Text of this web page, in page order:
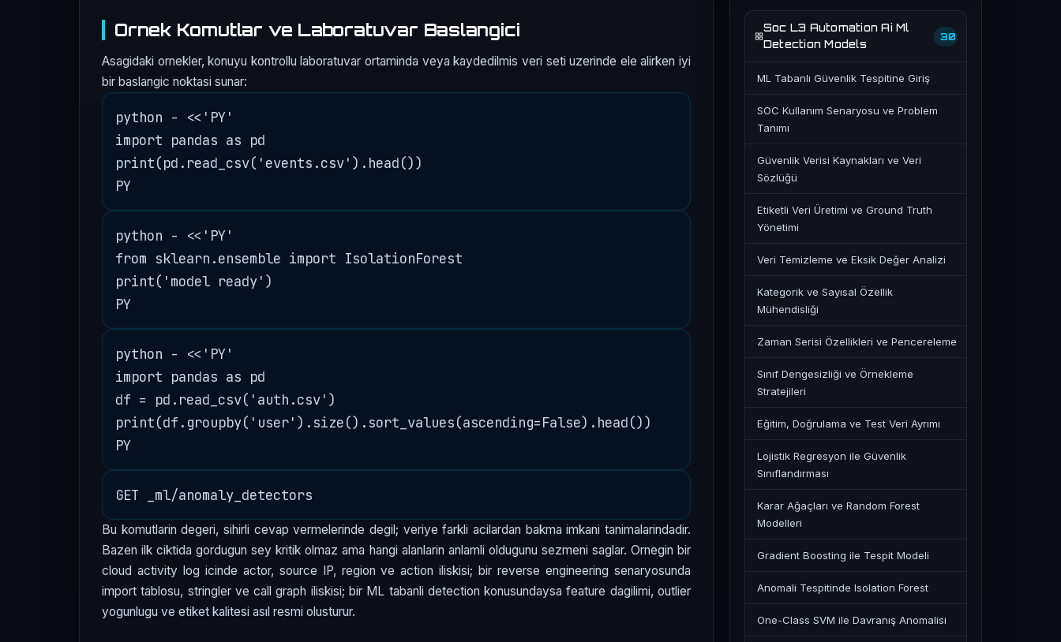
Ornek Komutlar ve Laboratuvar Baslangici
Asagidaki ornekler, konuyu kontrollu laboratuvar ortaminda veya kaydedilmis veri seti uzerinde ele alirken iyi
bir baslangic noktasi sunar:
python - <<'PY'
import pandas as pd
print(pd.read_csv('events.csv').head())
python - <<'PY'
from sklearn.ensemble import IsolationForest
print('model ready')
python - <<'PY'
import pandas as pd
df = pd.read_csv('auth.csv')
print(df.groupby('user').size().sort_values(ascending=False).head())
Bu komutlarin degeri, sihirli cevap vermelerinde degil; veriye farkli acilardan bakma imkani tanimalarindadir.
Bazen ilk ciktida gordugun sey kritik olmaz ama hangi alanlarin anlamli oldugunu sezmeni saglar. Ornegin bir
cloud activity log icinde actor, source IP, region ve action iliskisi; bir reverse engineering senaryosunda
import tablosu, stringler ve call graph iliskisi; bir ML tabanli detection konusundaysa feature dagilimi, outlier
yogunlugu ve etiket kalitesi asıl resmi olusturur.
Soc L3 Automation Ai Ml
Detection Models
30
ML Tabanlı Güvenlik Tespitine Giriş
SOC Kullanım Senaryosu ve Problem
Tanımı
Güvenlik Verisi Kaynakları ve Veri
Sözlüğü
Etiketli Veri Üretimi ve Ground Truth
Yönetimi
Veri Temizleme ve Eksik Değer Analizi
Kategorik ve Sayısal Özellik
Mühendisliği
Zaman Serisi Özellikleri ve Pencereleme
Sınıf Dengesizliği ve Örnekleme
Stratejileri
Eğitim, Doğrulama ve Test Veri Ayrımı
Lojistik Regresyon ile Güvenlik
Sınıflandırması
Karar Ağaçları ve Random Forest
Modelleri
Gradient Boosting ile Tespit Modeli
Anomali Tespitinde Isolation Forest
One-Class SVM ile Davranış Anomalisi